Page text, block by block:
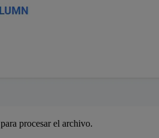
para procesar el archivo.